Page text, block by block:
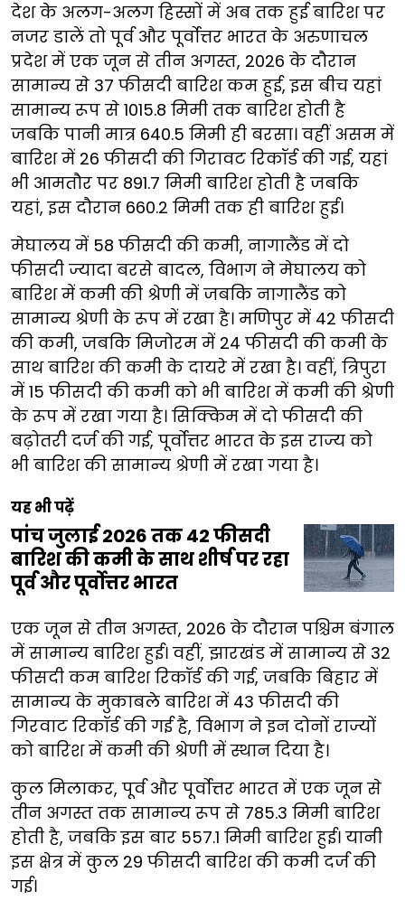
देश के अलग-अलग हिस्सों में अब तक हुई बारिश पर
नजर डालें तो पूर्व और पूर्वोत्तर भारत के अरुणाचल
प्रदेश में एक जून से तीन अगस्त, 2026 के दौरान
सामान्य से 37 फीसदी बारिश कम हुई, इस बीच यहां
सामान्य रूप से 1015.8 मिमी तक बारिश होती है
जबकि पानी मात्र 640.5 मिमी ही बरसा। वहीं असम में
बारिश में 26 फीसदी की गिरावट रिकॉर्ड की गई, यहां
भी आमतौर पर 891.7 मिमी बारिश होती है जबकि
यहां, इस दौरान 660.2 मिमी तक ही बारिश हुई।
मेघालय में 58 फीसदी की कमी, नागालैंड में दो
फीसदी ज्यादा बरसे बादल, विभाग ने मेघालय को
बारिश में कमी की श्रेणी में जबकि नागालैंड को
सामान्य श्रेणी के रूप में रखा है। मणिपुर में 42 फीसदी
की कमी, जबकि मिजोरम में 24 फीसदी की कमी के
साथ बारिश की कमी के दायरे में रखा है। वहीं, त्रिपुरा
में 15 फीसदी की कमी को भी बारिश में कमी की श्रेणी
के रूप में रखा गया है। सिक्किम में दो फीसदी की
बढ़ोतरी दर्ज की गई, पूर्वोत्तर भारत के इस राज्य को
भी बारिश की सामान्य श्रेणी में रखा गया है।
यह भी पढ़ें
पांच जुलाई 2026 तक 42 फीसदी
बारिश की कमी के साथ शीर्ष पर रहा
पूर्व और पूर्वोत्तर भारत
एक जून से तीन अगस्त, 2026 के दौरान पश्चिम बंगाल
में सामान्य बारिश हुई। वहीं, झारखंड में सामान्य से 32
फीसदी कम बारिश रिकॉर्ड की गई, जबकि बिहार में
सामान्य के मुकाबले बारिश में 43 फीसदी की
गिरवाट रिकॉर्ड की गई है, विभाग ने इन दोनों राज्यों
को बारिश में कमी की श्रेणी में स्थान दिया है।
कुल मिलाकर, पूर्व और पूर्वोत्तर भारत में एक जून से
तीन अगस्त तक सामान्य रूप से 785.3 मिमी बारिश
होती है, जबकि इस बार 557.1 मिमी बारिश हुई। यानी
इस क्षेत्र में कुल 29 फीसदी बारिश की कमी दर्ज की
गई।